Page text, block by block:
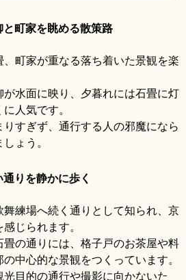
町家を眺める散策路
町家が重なる落ち着いた景観を楽
水面に映り、夕暮れには石畳に灯
人気です。
すぎず、通行する人の邪魔になら
ょう。
りを静かに歩く
練場へ続く通りとして知られ、京
じられます。
の通りには、格子戸のお茶屋や料
中心的な景観をつくっています。
目的の通行や撮影に向かないた